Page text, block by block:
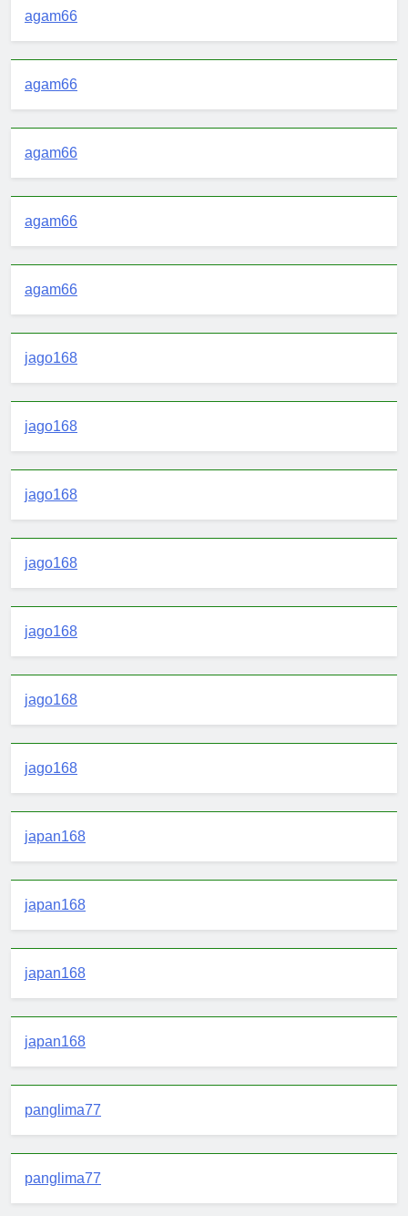
agam66
agam66
agam66
agam66
agam66
jago168
jago168
jago168
jago168
jago168
jago168
jago168
japan168
japan168
japan168
japan168
panglima77
panglima77